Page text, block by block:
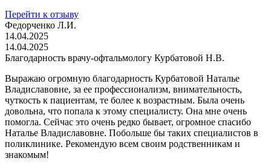
Перейти к отзыву
Федорченко Л.И.
14.04.2025
14.04.2025
Благодарность врачу-офтальмологу Курбатовой Н.В.
Выражаю огромную благодарность Курбатовой Наталье
Владиславовне, за ее профессионализм, внимательность,
чуткость к пациентам, те более к возрастным. Была очень
довольна, что попала к этому специалисту. Она мне очень
помогла. Сейчас это очень редко бывает, огромное спасибо
Наталье Владиславовне. Побольше бы таких специалистов в
поликлинике. Рекомендую всем своим родственникам и
знакомым!